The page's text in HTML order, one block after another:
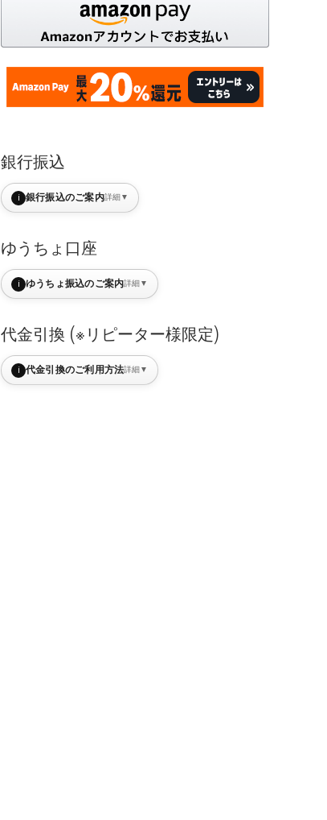
銀行振込
i 銀行振込のご案内詳細 ▼
ゆうちょ口座
i ゆうちょ振込のご案内詳細 ▼
代金引換 (※リピーター様限定)
i 代金引換のご利用方法詳細 ▼